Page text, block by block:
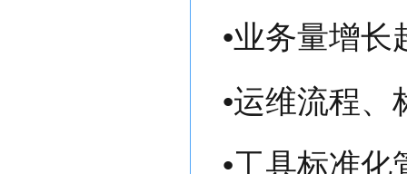
•业务量增
•运维流程
•工具标准化